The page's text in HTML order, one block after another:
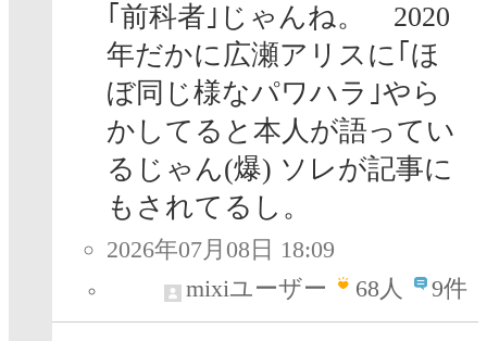
｢前科者｣じゃんね。 2020
年だかに広瀬アリスに｢ほ
ぼ同じ様なパワハラ｣やら
かしてると本人が語ってい
るじゃん(爆) ソレが記事に
もされてるし。
2026年07月08日 18:09
mixiユーザー
68人 9件